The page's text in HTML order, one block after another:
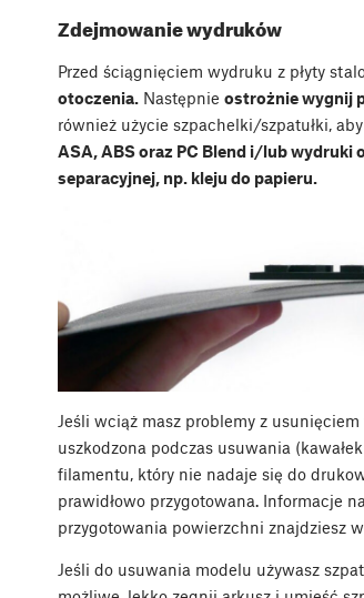
Zdejmowanie wydruków
Przed ściągnięciem wydruku z płyty
otoczenia. Następnie ostrożnie wygnij
również użycie szpachelki/szpatułki,
ASA, ABS oraz PC Blend i/lub
separacyjnej, np. kleju do papieru.
Jeśli wciąż masz problemy z
uszkodzona podczas usuwania
filamentu, który nie nadaje się do
prawidłowo przygotowana. Informacje
przygotowania powierzchni znajdziesz
Jeśli do usuwania modelu używasz